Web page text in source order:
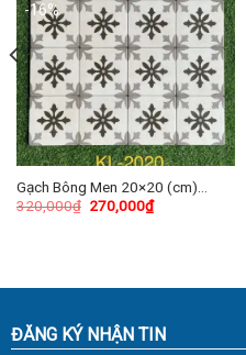
-16%
Gạch Bông Men 20×20 (cm)
TDKL-2020
320,000₫ 270,000₫
ĐĂNG KÝ NHẬN TIN